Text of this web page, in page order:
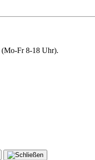
(Mo-Fr 8-18 Uhr).